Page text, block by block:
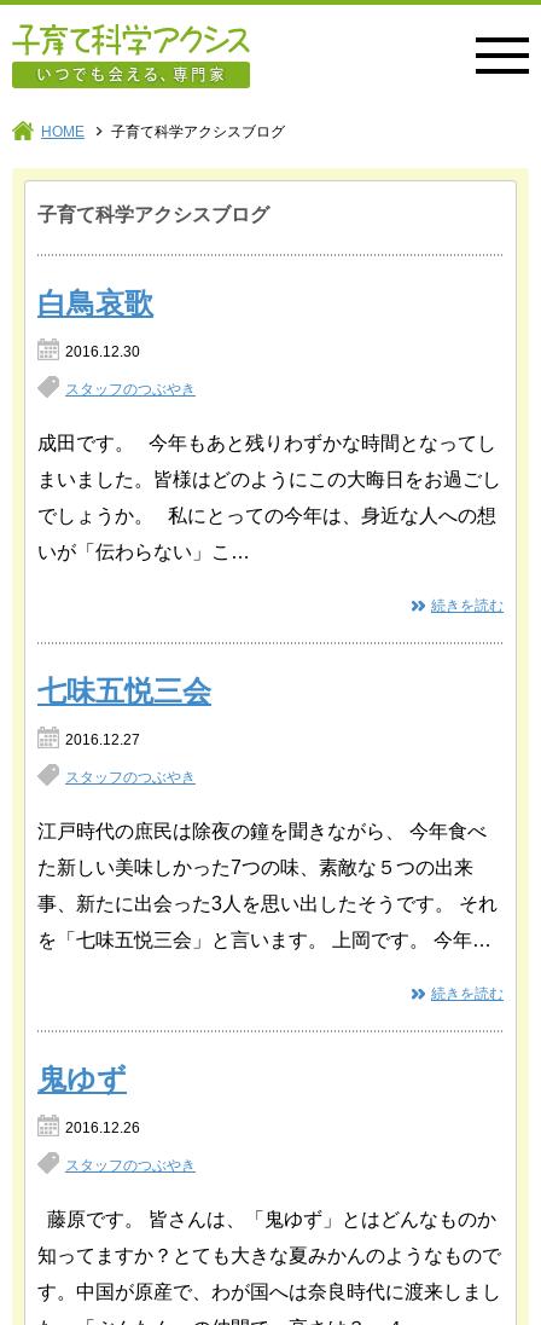
HOME 子育て科学アクシスブログ
子育て科学アクシスブログ
白鳥哀歌
2016.12.30
スタッフのつぶやき
成田です。 今年もあと残りわずかな時間となってし
まいました。皆様はどのようにこの大晦日をお過ごし
でしょうか。 私にとっての今年は、身近な人への想
いが「伝わらない」こ…
続きを読む
七味五悦三会
2016.12.27
スタッフのつぶやき
江戸時代の庶民は除夜の鐘を聞きながら、 今年食べ
た新しい美味しかった7つの味、素敵な５つの出来
事、新たに出会った3人を思い出したそうです。 それ
を「七味五悦三会」と言います。 上岡です。 今年…
続きを読む
鬼ゆず
2016.12.26
スタッフのつぶやき
藤原です。 皆さんは、「鬼ゆず」とはどんなものか
知ってますか？とても大きな夏みかんのようなもので
す。中国が原産で、わが国へは奈良時代に渡来しまし